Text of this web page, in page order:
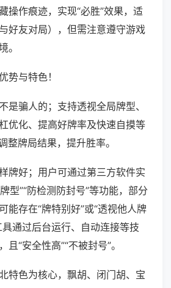
操作痕迹，实现“必胜”效果，适
好友对局），但需注意遵守游戏
。
势与特色！
是骗人的；支持透视全局牌型、
优化、提高好牌率及快速自摸等
整牌局结果，提升胜率。
牌好；用户可通过第三方软件实
型”“防检测防封号”等功能，部分
能存在“牌特别好”或“透视他人牌
通过后台运行、自动连接等技
“安全性高”“不被封号”。
特色为核心，飘胡、闭门胡、宝